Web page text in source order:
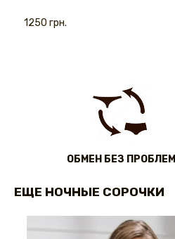
1250 грн.
ОБМЕН БЕЗ ПРОБЛЕМ
ЕЩЕ НОЧНЫЕ СОРОЧКИ